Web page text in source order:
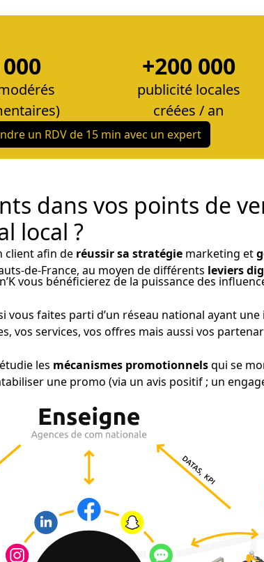
+200 000
publicité locales
créées / an
un RDV de 15 min avec un expert
dans vos points de
local ?
client afin de réussir sa stratégie marketing et
de-France, au moyen de différents leviers
vous bénéficierez de la puissance des
vous faites parti d’un réseau national ayant
vos services, vos offres mais aussi vos
les mécanismes promotionnelsqui se
une promo (via un avis positif ; un